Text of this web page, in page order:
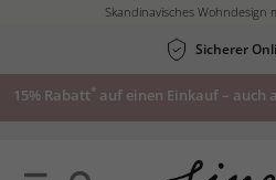
Skandinavisches Wohndesign
Sicherer
15% Rabatt* auf einen Einkauf – auch